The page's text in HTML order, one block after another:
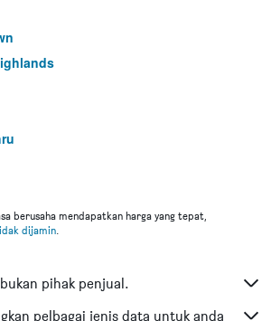
berusaha mendapatkan harga yang tepat,
dijamin.
pihak penjual.
pelbagai jenis data untuk anda